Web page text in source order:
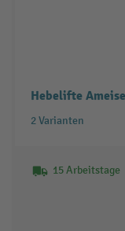
Hebelifte
2 Varianten
15 Arbeitstage